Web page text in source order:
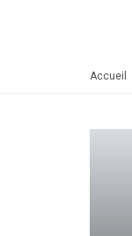
Accueil